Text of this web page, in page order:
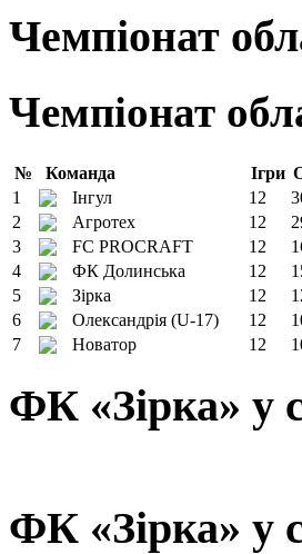
Чемпіонат
Чемпіонат
№ Команда Ігри
1
Інгул 12
2
Агротех 12
3
FC PROCRAFT 12
4
ФК Долинська 12
5
Зірка 12
6
Олександрія (U-17) 12
7
Новатор 12
ФК «Зірка» у
ФК «Зірка» у